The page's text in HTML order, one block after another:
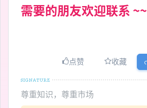
需要的朋友欢迎联系
点赞 收藏
尊重知识，尊重市场